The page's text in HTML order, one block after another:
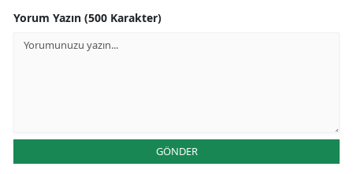
Yorum Yazın (500 Karakter)
GÖNDER